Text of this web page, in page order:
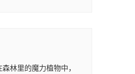
林里的魔力植物中，